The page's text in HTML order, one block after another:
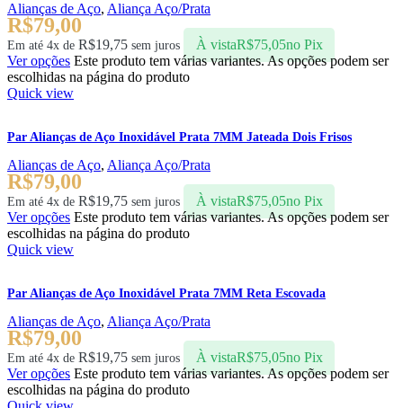
Alianças de Aço, Aliança Aço/Prata
R$79,00
Em até 4x de R$19,75 sem juros À vistaR$75,05no Pix
Ver opções Este produto tem várias variantes. As opções podem ser
escolhidas na página do produto
Quick view
Par Alianças de Aço Inoxidável Prata 7MM Jateada Dois Frisos
Alianças de Aço, Aliança Aço/Prata
R$79,00
Em até 4x de R$19,75 sem juros À vistaR$75,05no Pix
Ver opções Este produto tem várias variantes. As opções podem ser
escolhidas na página do produto
Quick view
Par Alianças de Aço Inoxidável Prata 7MM Reta Escovada
Alianças de Aço, Aliança Aço/Prata
R$79,00
Em até 4x de R$19,75 sem juros À vistaR$75,05no Pix
Ver opções Este produto tem várias variantes. As opções podem ser
escolhidas na página do produto